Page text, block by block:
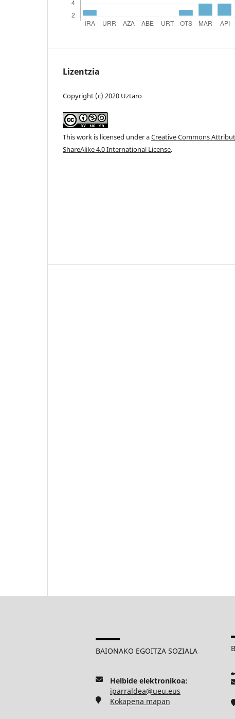
Lizentzia
Copyright (c) 2020 Uztaro
This work is licensed under aCreative Commons
ShareAlike 4.0 International License.
BAIONAKO EGOITZA SOZIALA
Helbide elektronikoa:
iparraldea@ueu.eus
Kokapena mapan